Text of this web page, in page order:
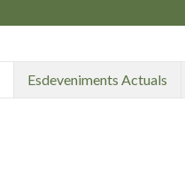
Esdeveniments Actuals